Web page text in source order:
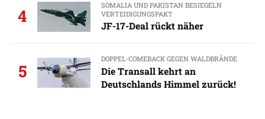
4
SOMALIA UND PAKISTAN BESIEGELN
VERTEIDIGUNGSPAKT
JF-17-Deal rückt näher
5
DOPPEL-COMEBACK GEGEN WALDBRÄNDE
Die Transall kehrt an
Deutschlands Himmel zurück!